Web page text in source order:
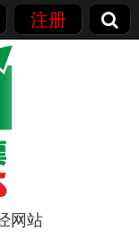
注册
网站